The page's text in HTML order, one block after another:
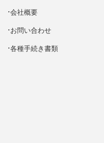
会社概要
お問い合わせ
各種手続き書類